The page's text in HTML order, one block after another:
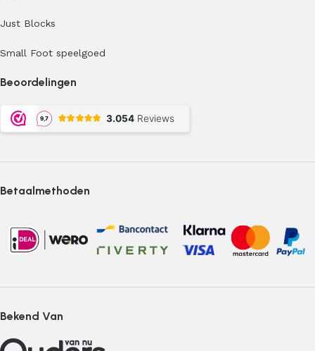
Just Blocks
Small Foot speelgoed
Beoordelingen
Betaalmethoden
Bekend Van